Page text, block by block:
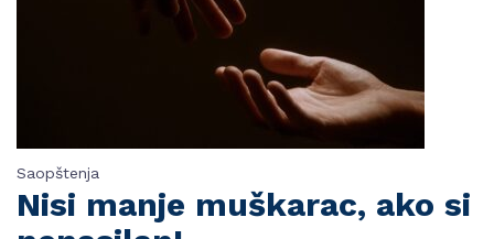
Saopštenja
Nisi manje muškarac, ako si